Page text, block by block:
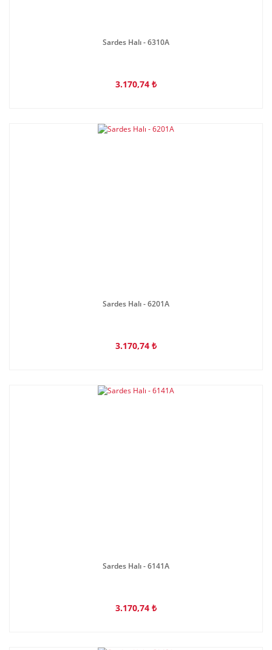
Sardes Halı - 6310A
3.170,74 ₺
Sardes Halı - 6201A
3.170,74 ₺
Sardes Halı - 6141A
3.170,74 ₺